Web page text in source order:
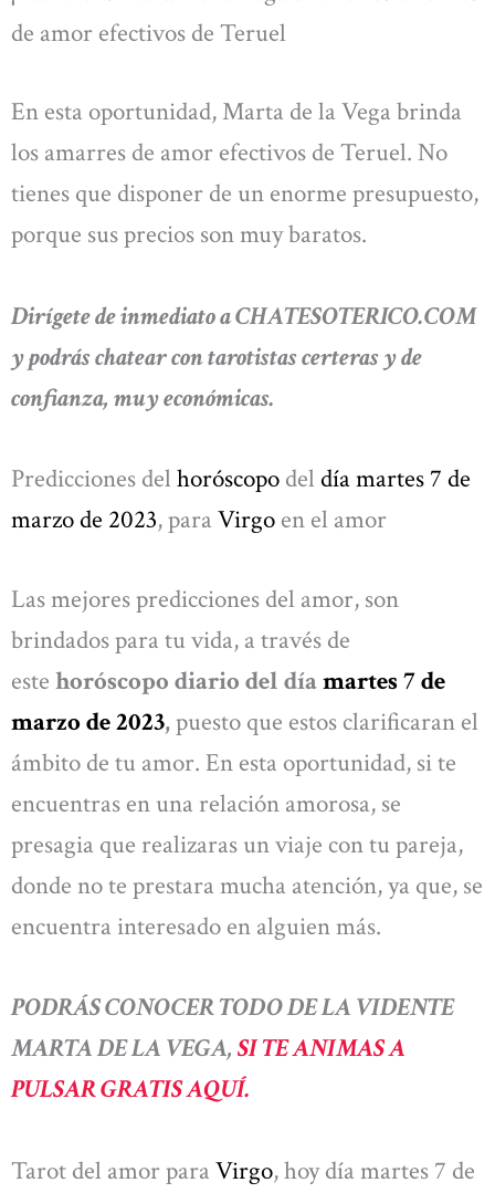
de amor efectivos de Teruel
En esta oportunidad, Marta de la Vega brinda
los amarres de amor efectivos de Teruel. No
tienes que disponer de un enorme presupuesto,
porque sus precios son muy baratos.
Dirígete de inmediato a CHATESOTERICO.COM
y podrás chatear con tarotistas certeras y de
confianza, muy económicas.
Predicciones del horóscopo del día martes 7 de
marzo de 2023, para Virgo en el amor
Las mejores predicciones del amor, son
brindados para tu vida, a través de
este horóscopo diario del díamartes 7 de
marzo de 2023,puesto que estos clarificaran el
ámbito de tu amor. En esta oportunidad, si te
encuentras en una relación amorosa, se
presagia que realizaras un viaje con tu pareja,
donde no te prestara mucha atención, ya que, se
encuentra interesado en alguien más.
PODRÁS CONOCER TODO DE LA VIDENTE
MARTA DE LA VEGA, SI TE ANIMAS A
PULSAR GRATIS AQUÍ.
Tarot del amor para Virgo, hoy día martes 7 de